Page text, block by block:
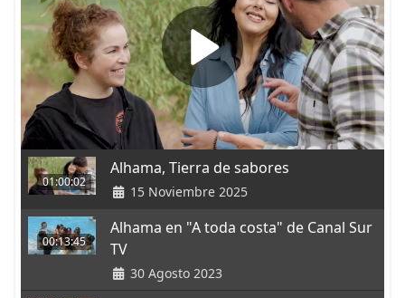
01:00:02
Alhama, Tierra de sabores
15 Noviembre 2025
00:13:45
Alhama en "A toda costa" de Canal Sur
TV
30 Agosto 2023